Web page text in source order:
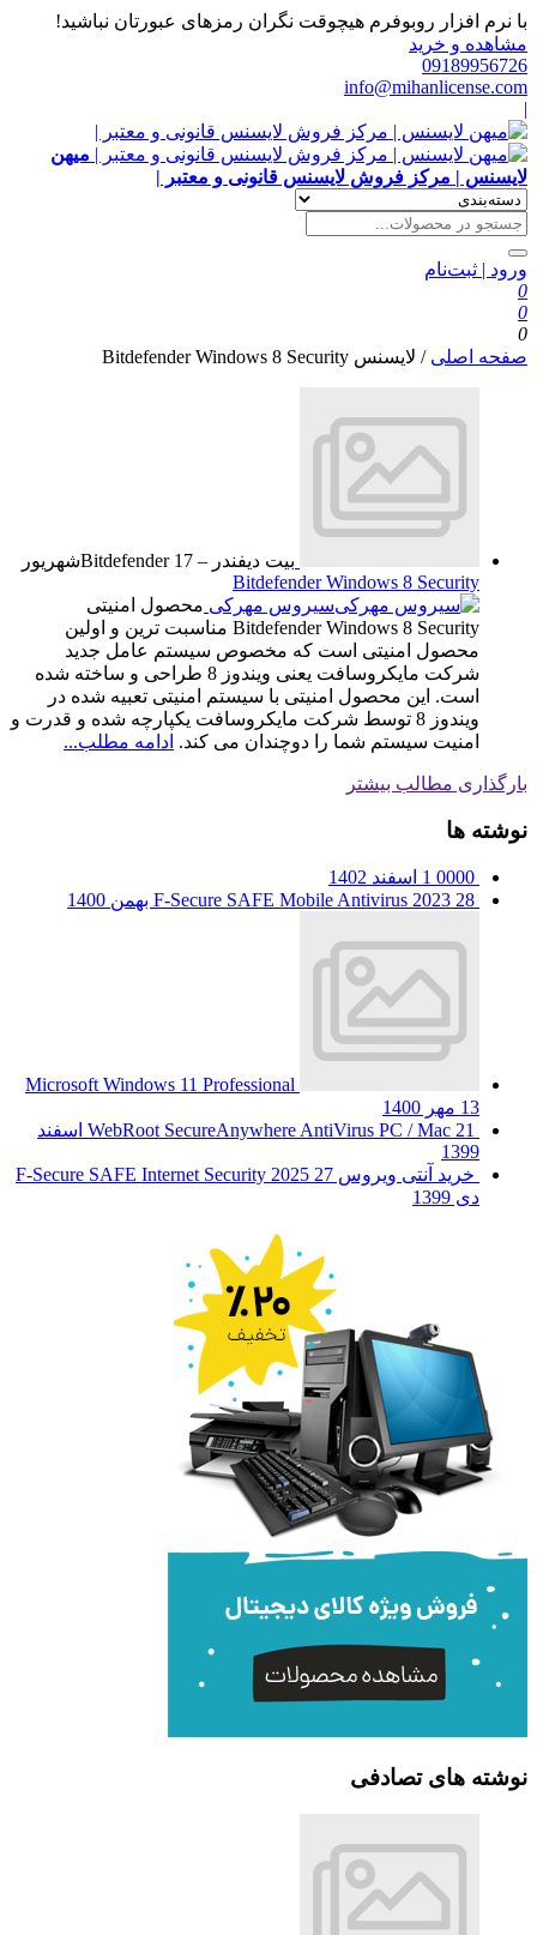
با نرم افزار روبوفرم هیچوقت نگران رمزهای عبورتان نباشید!
مشاهده و خرید
09189956726
info@mihanlicense.com
|
میهن
لایسنس | مرکز فروش لایسنس قانونی و معتبر |
ورود | ثبت‌نام
0
0
0
صفحه اصلی / لایسنس Bitdefender Windows 8 Security
بیت دیفندر – Bitdefender 17
شهریور
Bitdefender Windows 8 Security
سیروس مهرکی محصول امنیتی
Bitdefender Windows 8 Security مناسبت ترین و اولین
محصول امنیتی است که مخصوص سیستم عامل جدید
شرکت مایکروسافت یعنی ویندوز 8 طراحی و ساخته شده
است. این محصول امنیتی با سیستم امنیتی تعبیه شده در
ویندوز 8 توسط شرکت مایکروسافت یکپارچه شده و قدرت و
امنیت سیستم شما را دوچندان می کند. ادامه مطلب...
بارگذاری مطالب بیشتر
نوشته ها
0000 1 اسفند 1402
F-Secure SAFE Mobile Antivirus 2023 28 بهمن 1400
Microsoft Windows 11 Professional
13 مهر 1400
WebRoot SecureAnywhere AntiVirus PC / Mac 21 اسفند
1399
خرید آنتی ویروس F-Secure SAFE Internet Security 2025 27
دی 1399
نوشته های تصادفی